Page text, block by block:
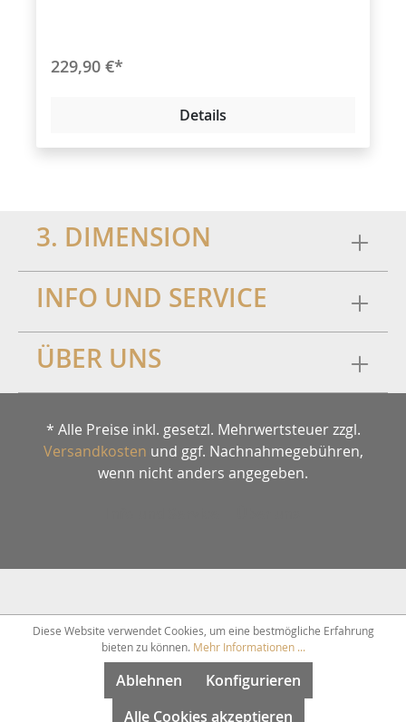
229,90 €*
Details
3. DIMENSION
INFO UND SERVICE
ÜBER UNS
* Alle Preise inkl. gesetzl. Mehrwertsteuer zzgl.
Versandkosten und ggf. Nachnahmegebühren,
wenn nicht anders angegeben.
Diese Website verwendet Cookies, um eine bestmögliche Erfahrung
bieten zu können. Mehr Informationen ...
Ablehnen
Konfigurieren
Alle Cookies akzeptieren